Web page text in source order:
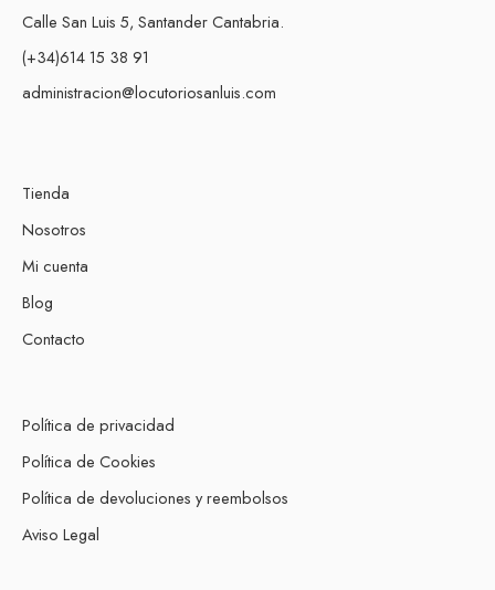
Calle San Luis 5, Santander Cantabria.
(+34)614 15 38 91
administracion@locutoriosanluis.com
Tienda
Nosotros
Mi cuenta
Blog
Contacto
Política de privacidad
Política de Cookies
Política de devoluciones y reembolsos
Aviso Legal